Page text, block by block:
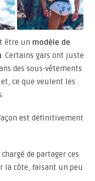
être un modèle de
. Certains gars ont juste
des sous-vêtements
ce que veulent les
est définitivement
de partager ces
la côte, faisant un peu